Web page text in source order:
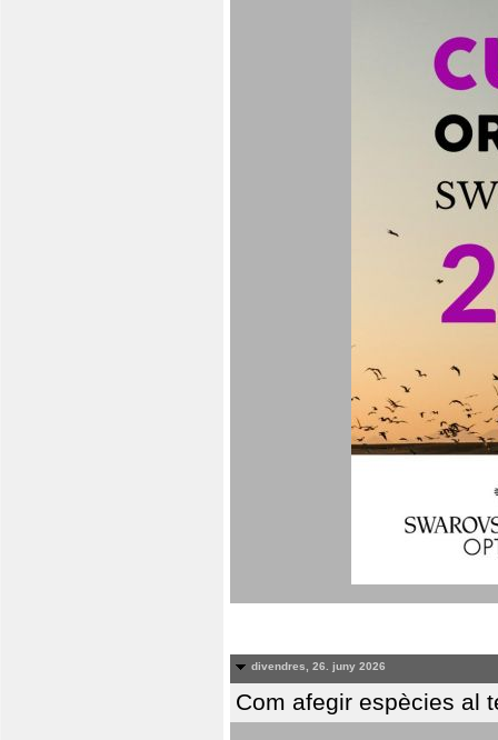
divendres, 26. juny 2026
Com afegir espècies al